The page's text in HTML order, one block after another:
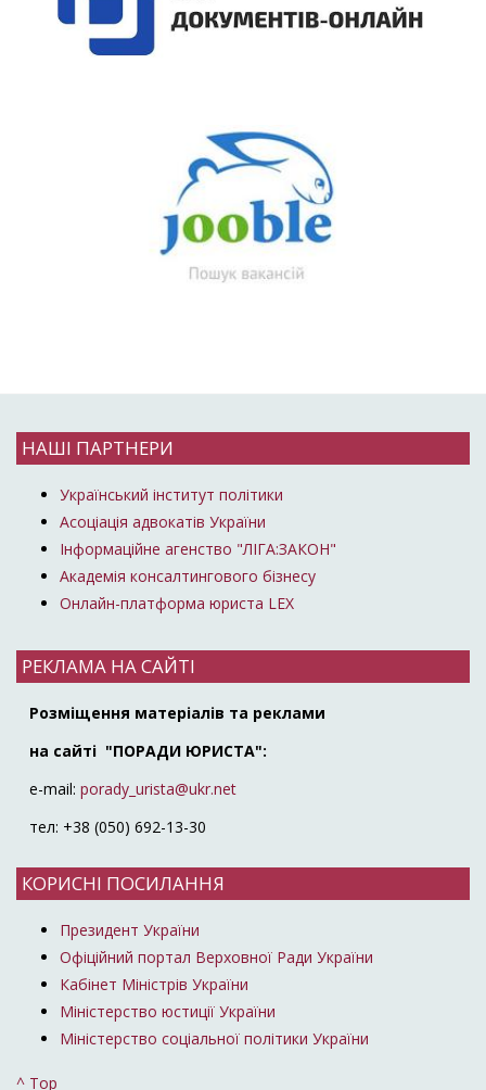
НАШІ ПАРТНЕРИ
Український інститут політики
Асоціація адвокатів України
Інформаційне агенство "ЛІГА:ЗАКОН"
Академія консалтингового бізнесу
Онлайн-платформа юриста LEX
РЕКЛАМА НА САЙТІ
Розміщення матеріалів та реклами
на сайті "ПОРАДИ ЮРИСТА":
e-mail: porady_urista@ukr.net
тел: +38 (050) 692-13-30
КОРИСНІ ПОСИЛАННЯ
Президент України
Офіційний портал Верховної Ради України
Кабінет Міністрів України
Міністерство юстиції України
Міністерство соціальної політики України
^ Top